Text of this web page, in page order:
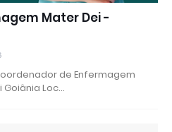
Mater Dei -
de Enfermagem
Goiânia Loc…